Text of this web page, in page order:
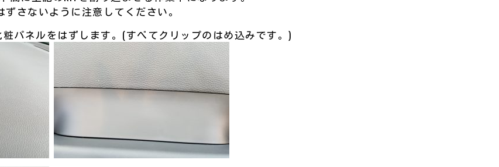
さないように注意してください。
パネルをはずします。(すべてクリップのはめ込みです。)